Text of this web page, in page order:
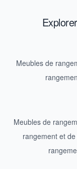
Meubles de
Meubles de
rangement et